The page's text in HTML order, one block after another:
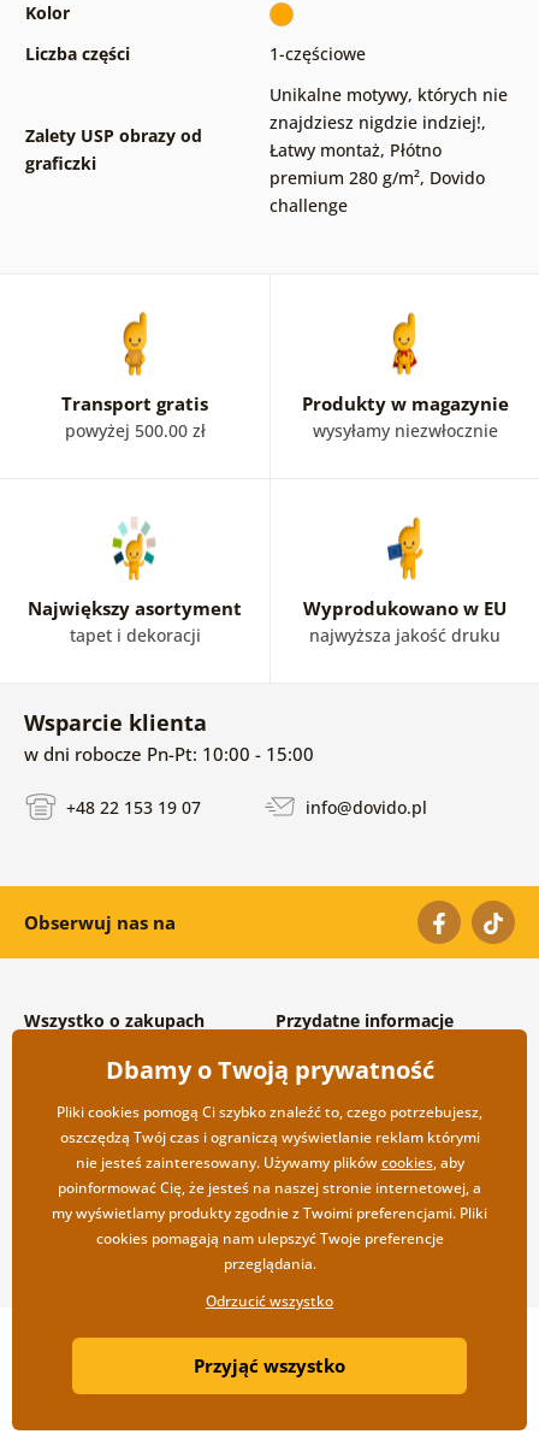
Kolor
Liczba części
1-częściowe
Zalety USP obrazy od
graficzki
Unikalne motywy, których nie
znajdziesz nigdzie indziej!,
Łatwy montaż, Płótno
premium 280 g/m², Dovido
challenge
Transport gratis
powyżej 500.00 zł
Produkty w magazynie
wysyłamy niezwłocznie
Największy asortyment
tapet i dekoracji
Wyprodukowano w EU
najwyższa jakość druku
Wsparcie klienta
w dni robocze Pn-Pt: 10:00 - 15:00
+48 22 153 19 07 info@dovido.pl
Obserwuj nas na
Wszystko o zakupach
Warunki handlowe i
reklamacyjne
Prywatność
Opcje wysyłki i płatności
Zwrot towarów
Przydatne informacje
Często zadawane pytania
Kontakt
Współpraca hurtowa
Copyright ©2019 © Dovido.pl.
| Sklep internetowy został stworzony przez
Dbamy o Twoją prywatność
Pliki cookies pomogą Ci szybko znaleźć to, czego potrzebujesz,
oszczędzą Twój czas i ograniczą wyświetlanie reklam którymi
nie jesteś zainteresowany. Używamy plikówcookies, aby
poinformować Cię, że jesteś na naszej stronie internetowej, a
my wyświetlamy produkty zgodnie z Twoimi preferencjami. Pliki
cookies pomagają nam ulepszyć Twoje preferencje
przeglądania.
Odrzucić wszystko
Przyjąć wszystko